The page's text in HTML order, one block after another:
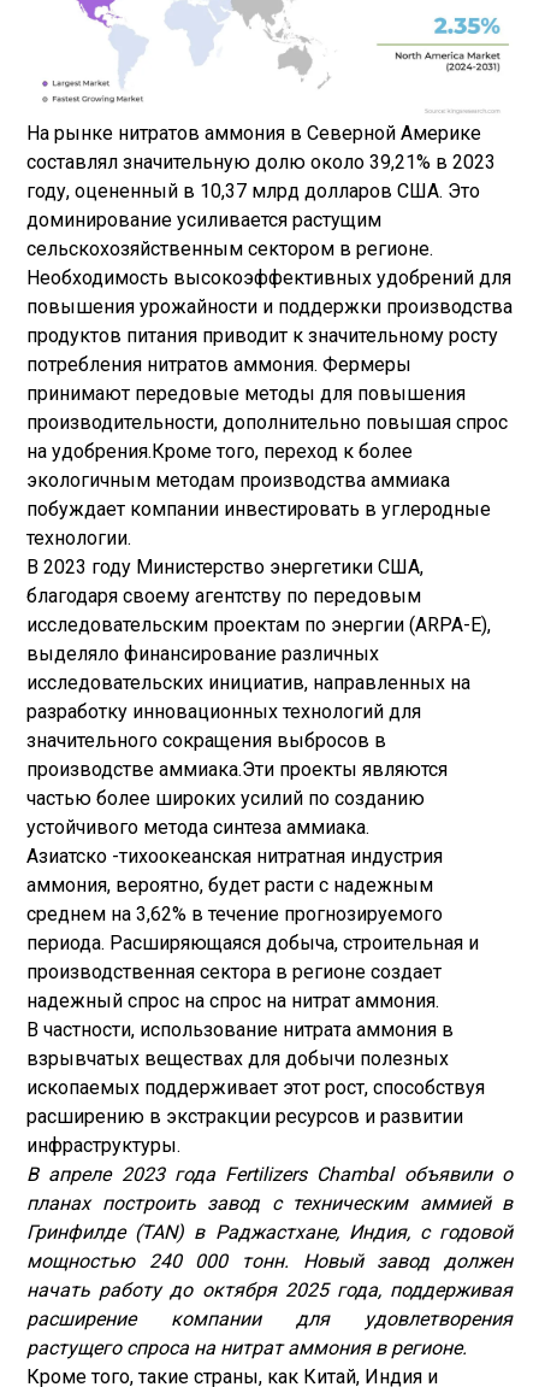
На рынке нитратов аммония в Северной Америке
составлял значительную долю около 39,21% в 2023
году, оцененный в 10,37 млрд долларов США. Это
доминирование усиливается растущим
сельскохозяйственным сектором в регионе.
Необходимость высокоэффективных удобрений для
повышения урожайности и поддержки производства
продуктов питания приводит к значительному росту
потребления нитратов аммония. Фермеры
принимают передовые методы для повышения
производительности, дополнительно повышая спрос
на удобрения.Кроме того, переход к более
экологичным методам производства аммиака
побуждает компании инвестировать в углеродные
технологии.
В 2023 году Министерство энергетики США,
благодаря своему агентству по передовым
исследовательским проектам по энергии (ARPA-E),
выделяло финансирование различных
исследовательских инициатив, направленных на
разработку инновационных технологий для
значительного сокращения выбросов в
производстве аммиака.Эти проекты являются
частью более широких усилий по созданию
устойчивого метода синтеза аммиака.
Азиатско -тихоокеанская нитратная индустрия
аммония, вероятно, будет расти с надежным
среднем на 3,62% в течение прогнозируемого
периода. Расширяющаяся добыча, строительная и
производственная сектора в регионе создает
надежный спрос на спрос на нитрат аммония.
В частности, использование нитрата аммония в
взрывчатых веществах для добычи полезных
ископаемых поддерживает этот рост, способствуя
расширению в экстракции ресурсов и развитии
инфраструктуры.
В апреле 2023 года Fertilizers Chambal объявили о
планах построить завод с техническим аммией в
Гринфилде (TAN) в Раджастхане, Индия, с годовой
мощностью 240 000 тонн. Новый завод должен
начать работу до октября 2025 года, поддерживая
расширение компании для удовлетворения
растущего спроса на нитрат аммония в регионе.
Кроме того, такие страны, как Китай, Индия и